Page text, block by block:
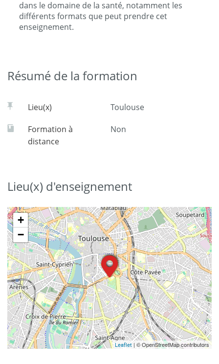
dans le domaine de la santé, notamment les
différents formats que peut prendre cet
enseignement.
Résumé de la formation
Lieu(x) Toulouse
Formation à
distance
Non
Lieu(x) d'enseignement
+
−
Leaflet | © OpenStreetMap contributors